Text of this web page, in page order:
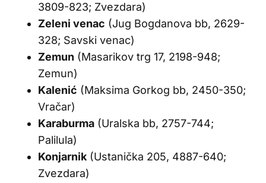
3809-823; Zvezdara)
Zeleni venac (Jug Bogdanova bb, 2629-
328; Savski venac)
Zemun (Masarikov trg 17, 2198-948;
Zemun)
Kalenić (Maksima Gorkog bb, 2450-350;
Vračar)
Karaburma (Uralska bb, 2757-744;
Palilula)
Konjarnik (Ustanička 205, 4887-640;
Zvezdara)